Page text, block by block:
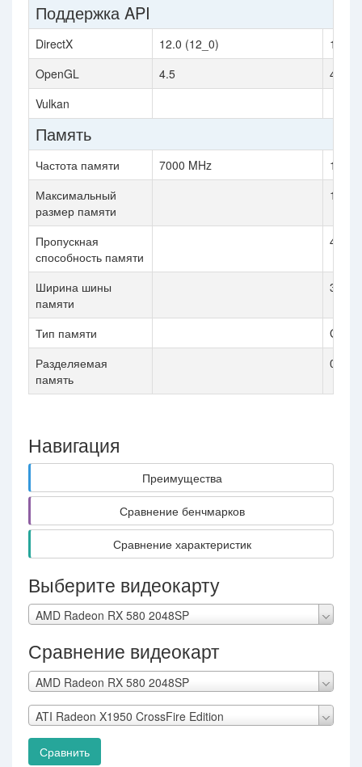
Поддержка API
DirectX 12.0 (12_0)
12.0
OpenGL
4.5
4.6
Vulkan
Память
Частота памяти 7000 MHz
Максимальный
размер памяти
12 GB
Пропускная
способность памяти
480.4
Ширина шины
памяти
384
Тип памяти
Разделяемая
память
0
Навигация
Преимущества
Сравнение бенчмарков
Сравнение характеристик
Выберите видеокарту
AMD Radeon RX 580 2048SP
Сравнение видеокарт
AMD Radeon RX 580 2048SP
ATI Radeon X1950 CrossFire Edition
Сравнить